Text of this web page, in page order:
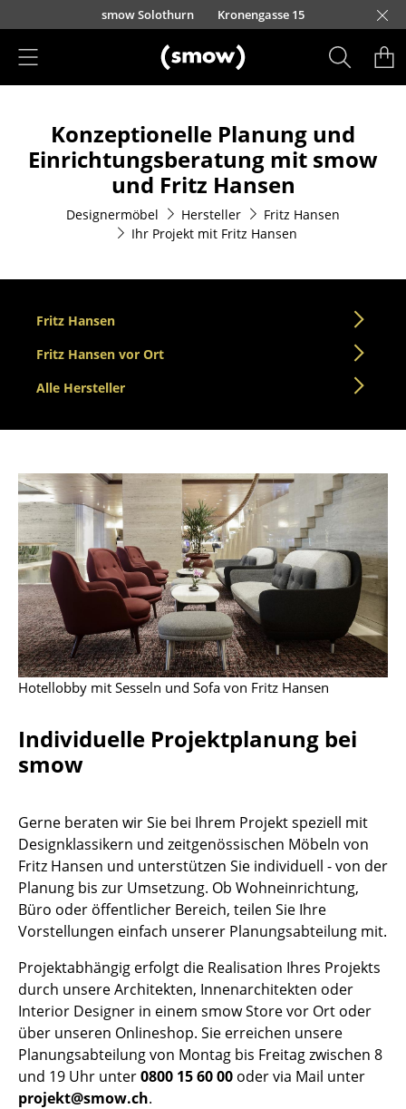
Direkt zum Inhaltsmow Solothurn Kronengasse 15
Sitzmöbel
Esszimmerstühle
Sofas
Loungesessel
Stühle
Freischwinger
Barhocker
Hocker
Sitzsäcke
Gartenstühle
Kinderstühle
Schaukelstühle
Bürodrehstühle
Konferenzstühle
Einzelteile
Tische
Esstische
Beistelltische
Couchtische
Schreibtische
Sekretäre & PC-Tische
Konferenztische
Stehtische & Stehpulte
Konzeptionelle Planung und
Einrichtungsberatung mit smow
und Fritz Hansen
Designermöbel Hersteller
Fritz Hansen
Ihr Projekt mit Fritz Hansen
Fritz Hansen
Fritz Hansen vor Ort
Alle Hersteller
Hotellobby mit Sesseln und Sofa von Fritz Hansen
Individuelle Projektplanung bei
smow
Gerne beraten wir Sie bei Ihrem Projekt speziell mit
Designklassikern und zeitgenössischen Möbeln von
Fritz Hansen und unterstützen Sie individuell - von der
Planung bis zur Umsetzung. Ob Wohneinrichtung,
Büro oder öffentlicher Bereich, teilen Sie Ihre
Vorstellungen einfach unserer Planungsabteilung mit.
Projektabhängig erfolgt die Realisation Ihres Projekts
durch unsere Architekten, Innenarchitekten oder
Interior Designer in einem smow Store vor Ort oder
über unseren Onlineshop. Sie erreichen unsere
Planungsabteilung von Montag bis Freitag zwischen 8
und 19 Uhr unter0800 15 60 00 oder via Mail unter
projekt@smow.ch.